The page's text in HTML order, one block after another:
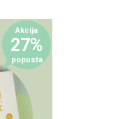
Akcija
27%
popusta